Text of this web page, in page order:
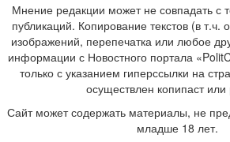
Мнение редакции может не совпадать с
публикаций. Копирование текстов (в т.ч.
изображений, перепечатка или любое
информации с Новостного портала
только с указанием гиперссылки на
осуществлен копипаст или
Сайт может содержать материалы, не
младше 18 лет.